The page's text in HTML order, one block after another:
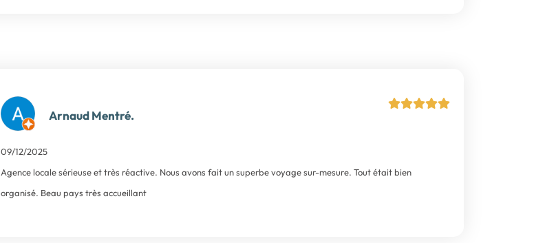
Arnaud Mentré.
09/12/2025
Agence locale sérieuse et très réactive. Nous avons fait un superbe voyage sur-mesure. Tout était bien
organisé. Beau pays très accueillant